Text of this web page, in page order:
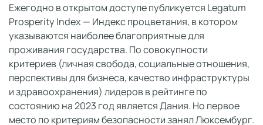
Ежегодно в открытом доступе публикуется Legatum
Prosperity Index — Индекс процветания, в котором
указываются наиболее благоприятные для
проживания государства. По совокупности
критериев (личная свобода, социальные отношения,
перспективы для бизнеса, качество инфраструктуры
и здравоохранения) лидеров в рейтинге по
состоянию на 2023 год является Дания. Но первое
место по критериям безопасности занял Люксембург.